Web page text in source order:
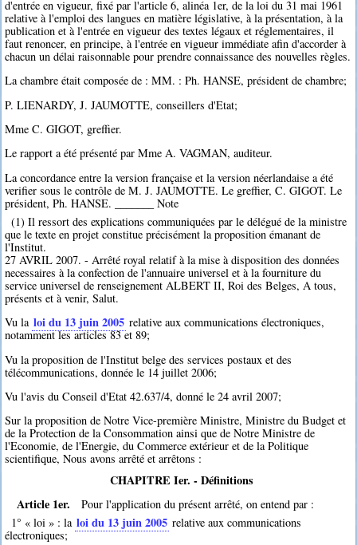
d'entrée en vigueur, fixé par l'article 6, alinéa 1er, de la loi du 31 mai 1961
relative à l'emploi des langues en matière législative, à la présentation, à la
publication et à l'entrée en vigueur des textes légaux et réglementaires, il
faut renoncer, en principe, à l'entrée en vigueur immédiate afin d'accorder à
chacun un délai raisonnable pour prendre connaissance des nouvelles règles.
La chambre était composée de : MM. : Ph. HANSE, président de chambre;
P. LIENARDY, J. JAUMOTTE, conseillers d'Etat;
Mme C. GIGOT, greffier.
Le rapport a été présenté par Mme A. VAGMAN, auditeur.
La concordance entre la version française et la version néerlandaise a été
verifier sous le contrôle de M. J. JAUMOTTE. Le greffier, C. GIGOT. Le
président, Ph. HANSE. _______ Note
(1) Il ressort des explications communiquées par le délégué de la ministre
que le texte en projet constitue précisément la proposition émanant de
l'Institut.
27 AVRIL 2007. - Arrêté royal relatif à la mise à disposition des données
necessaires à la confection de l'annuaire universel et à la fourniture du
service universel de renseignement ALBERT II, Roi des Belges, A tous,
présents et à venir, Salut.
Vu la loi du 13 juin 2005 relative aux communications électroniques,
notamment les articles 83 et 89;
Vu la proposition de l'Institut belge des services postaux et des
télécommunications, donnée le 14 juillet 2006;
Vu l'avis du Conseil d'Etat 42.637/4, donné le 24 avril 2007;
Sur la proposition de Notre Vice-première Ministre, Ministre du Budget et
de la Protection de la Consommation ainsi que de Notre Ministre de
l'Economie, de l'Energie, du Commerce extérieur et de la Politique
scientifique, Nous avons arrêté et arrêtons :
CHAPITRE Ier. - Définitions
Article 1er.
Pour l'application du présent arrêté, on entend par :
1° « loi » : la loi du 13 juin 2005 relative aux communications
électroniques;